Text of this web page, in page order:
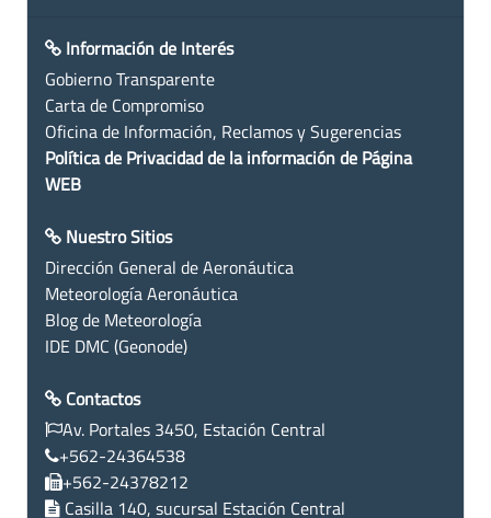
Información de Interés
Gobierno Transparente
Carta de Compromiso
Oficina de Información, Reclamos y Sugerencias
Política de Privacidad de la información de Página
WEB
Nuestro Sitios
Dirección General de Aeronáutica
Meteorología Aeronáutica
Blog de Meteorología
IDE DMC (Geonode)
Contactos
Av. Portales 3450, Estación Central
+562-24364538
+562-24378212
Casilla 140, sucursal Estación Central